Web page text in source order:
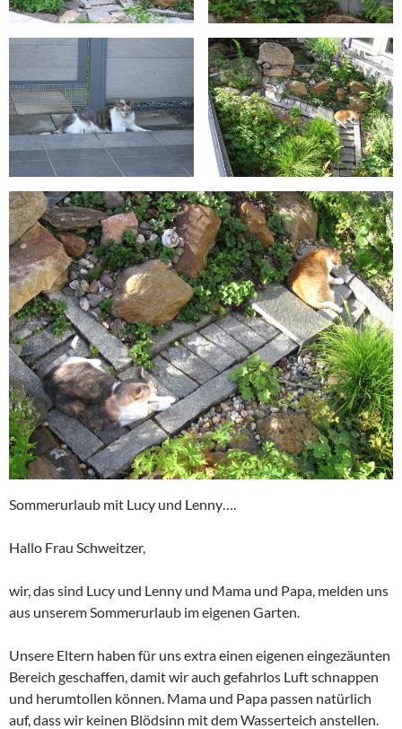
Sommerurlaub mit Lucy und Lenny….
Hallo Frau Schweitzer,
wir, das sind Lucy und Lenny und Mama und Papa, melden uns
aus unserem Sommerurlaub im eigenen Garten.
Unsere Eltern haben für uns extra einen eigenen eingezäunten
Bereich geschaffen, damit wir auch gefahrlos Luft schnappen
und herumtollen können. Mama und Papa passen natürlich
auf, dass wir keinen Blödsinn mit dem Wasserteich anstellen.